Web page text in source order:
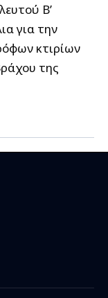
Β’
για την
κτιρίων
της